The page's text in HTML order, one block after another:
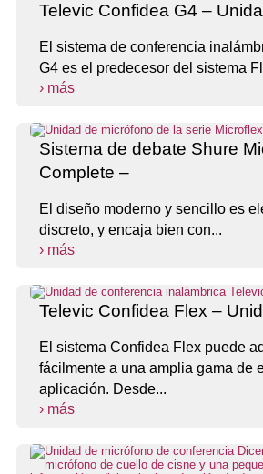
Televic Confidea G4 –
El sistema de conferencia
G4 es el predecesor del sistema
› más
Sistema de debate Shure
Complete –
El diseño moderno y sencillo es
discreto, y encaja bien con...
› más
Televic Confidea Flex –
El sistema Confidea Flex puede
fácilmente a una amplia gama de
aplicación. Desde...
› más